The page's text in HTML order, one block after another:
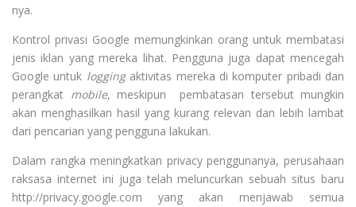
nya.
Kontrol privasi Google memungkinkan orang untuk membatasi
jenis iklan yang mereka lihat. Pengguna juga dapat mencegah
Google untuk loggingaktivitas mereka di komputer pribadi dan
perangkat mobile, meskipun pembatasan tersebut mungkin
akan menghasilkan hasil yang kurang relevan dan lebih lambat
dari pencarian yang pengguna lakukan.
Dalam rangka meningkatkan privacy penggunanya, perusahaan
raksasa internet ini juga telah meluncurkan sebuah situs baru
http://privacy.google.com yang akan menjawab semua